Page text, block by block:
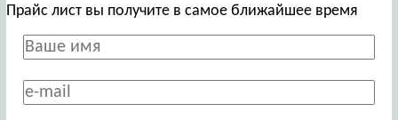
Прайс лист вы получите в самое ближайшее время